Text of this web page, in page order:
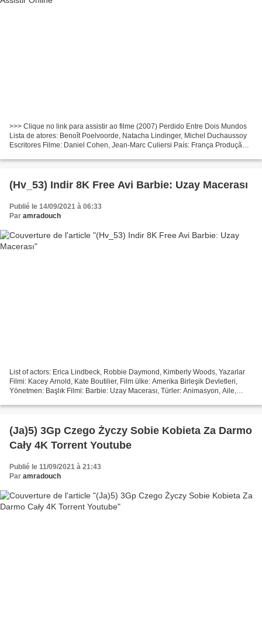
>>> Clique no link para assistir ao filme (2007) Perdido Entre Dois Mundos
Lista de atores: Benoît Poelvoorde, Natacha Lindinger, Michel Duchaussoy
Escritores Filme: Daniel Cohen, Jean-Marc Culiersi País: França Produção:
(Hv_53) Indir 8K Free Avi Barbie: Uzay Macerası
Publié le 14/09/2021 à 06:33
Par amradouch
List of actors: Erica Lindbeck, Robbie Daymond, Kimberly Woods, Yazarlar
Filmi: Kacey Arnold, Kate Boutilier, Film ülke: Amerika Birleşik Devletleri,
Yönetmen: Başlık Filmi: Barbie: Uzay Macerası, Türler: Animasyon, Aile,
(Ja)5) 3Gp Czego Życzy Sobie Kobieta Za Darmo
Cały 4K Torrent Youtube
Publié le 11/09/2021 à 21:43
Par amradouch